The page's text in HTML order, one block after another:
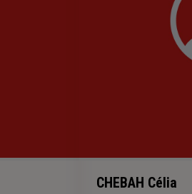
CHEBAH Célia